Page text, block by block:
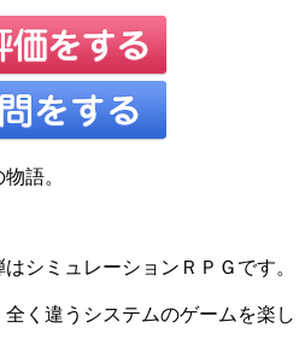
語。
シミュレーションＲＰＧです。
く違うシステムのゲームを楽し